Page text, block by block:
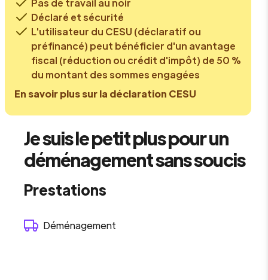
Pas de travail au noir
Déclaré et sécurité
L'utilisateur du CESU (déclaratif ou
préfinancé) peut bénéficier d'un avantage
fiscal (réduction ou crédit d'impôt) de 50 %
du montant des sommes engagées
En savoir plus sur la déclaration CESU
Je suis le petit plus pour un
déménagement sans soucis
Prestations
Déménagement